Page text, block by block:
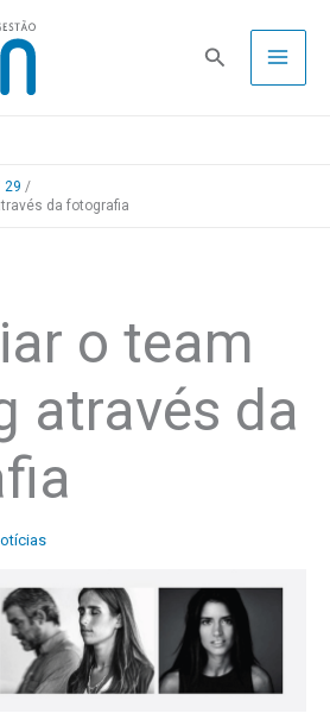
Pesquisa
29
da fotografia
o team
através da